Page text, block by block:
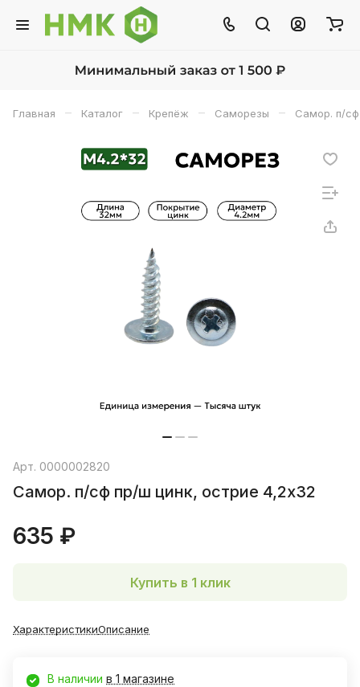
Главная – Каталог – Крепёж – Саморезы – Самор. п/
Арт. 0000002820
Самор. п/сф пр/ш цинк, острие 4,2х32
635 ₽
Купить в 1 клик
ХарактеристикиОписание
В наличии в 1 магазине